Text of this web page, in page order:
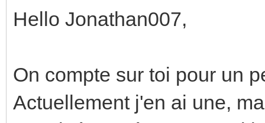
Hello Jonathan007,
On compte sur toi pour un
Actuellement j'en ai une,